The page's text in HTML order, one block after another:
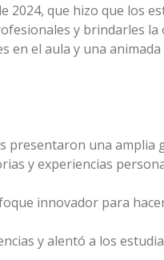
2024, que hizo que los
y brindarles
en el aula y una
una amplia
y experiencias
innovador para
y alentó a los